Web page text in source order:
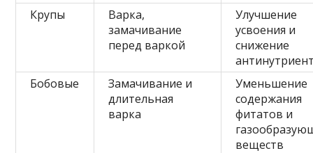
Крупы
Варка,
замачивание
перед варкой
Улучшение
усвоения и
снижение
Бобовые
Замачивание и
длительная
варка
Уменьшение
содержания
фитатов и
веществ